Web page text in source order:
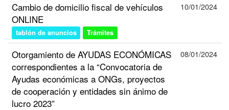
Cambio de domicilio fiscal de vehículos
ONLINE
tablón de anuncios Trámites
10/01/2024
Otorgamiento de AYUDAS ECONÓMICAS
correspondientes a la “Convocatoria de
Ayudas económicas a ONGs, proyectos
de cooperación y entidades sin ánimo de
lucro 2023”
08/01/2024